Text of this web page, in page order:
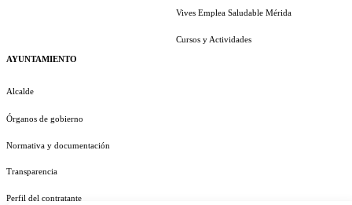
AYUNTAMIENTO
Alcalde
Órganos de gobierno
Normativa y documentación
Transparencia
Perfil del contratante
Vives Emplea Saludable Mérida
Cursos y Actividades